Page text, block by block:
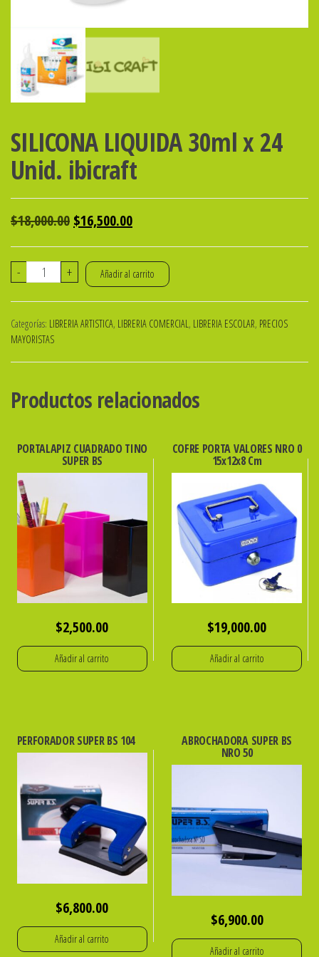
SILICONA LIQUIDA 30ml x 24
Unid. ibicraft
$18,000.00 El
precio
original
era:
$16,500.00El
precio
actual
es:
-
SILICONA
x
ibicraft
cantidad
+ Añadir al carrito
Categorías: LIBRERIA ARTISTICA, LIBRERIA COMERCIAL , LIBRERIA ESCOLAR, PRECIOS
MAYORISTAS
Productos relacionados
PORTALAPIZ CUADRADO TINO
SUPER BS
$2,500.00
Añadir al carrito
COFRE PORTA VALORES NRO 0
15x12x8 Cm
$19,000.00
Añadir al carrito
PERFORADOR SUPER BS 104
$6,800.00
Añadir al carrito
ABROCHADORA SUPER BS
NRO 50
$6,900.00
Añadir al carrito